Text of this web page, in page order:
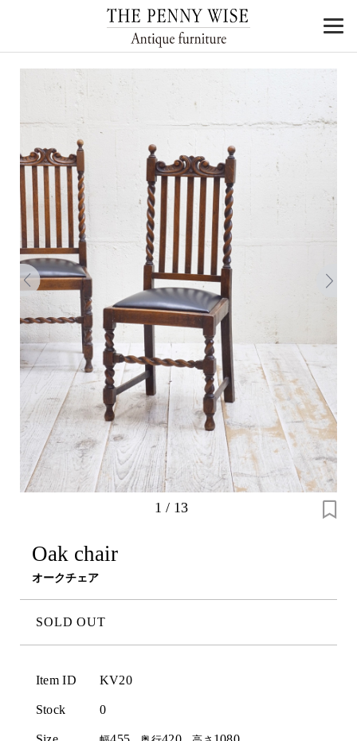
1 / 13
Oak chair
オークチェア
SOLD OUT
Item ID KV20
Stock 0